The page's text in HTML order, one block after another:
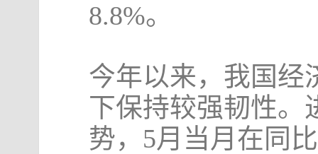
8.8%。
今年以来，我国经
下保持较强韧性。
势，5月当月在同